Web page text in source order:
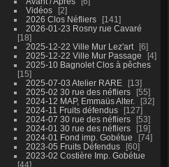
Vidéos
2
2026 Clos Néfliers
141
2026-01-23 Rosny rue Cavaré
18
2025-12-22 Ville Mur Lez'art
6
2025-12-22 Ville Mur Passage
4
2025-10 Bagnolet Clos à pêches
15
2025-07-03 Atelier RARE
13
2025-02 30 rue des néfliers
55
2024-12 MAP, Emmaüs Alter.
32
2024-11 Fruits défendus
127
2024-07 30 rue des néfliers
53
2024-01 30 rue des néfliers
19
2024-01 Fond imp. Gobétue
74
2023-05 Fruits Défendus
60
2023-02 Costière Imp. Gobétue
44